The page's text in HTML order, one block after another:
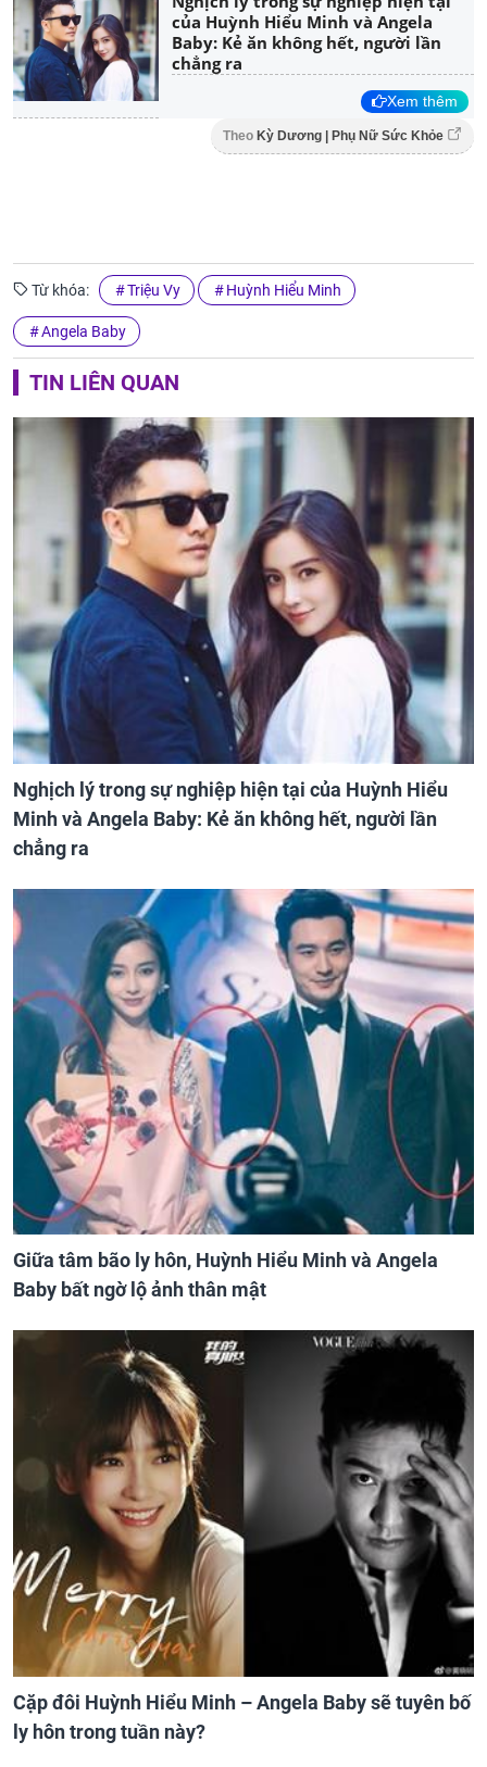
của Huỳnh Hiểu Minh và Angela
Baby: Kẻ ăn không hết, người lần
chẳng ra
Xem thêm
Theo Kỳ Dương | Phụ Nữ Sức Khỏe
Từ khóa: Triệu Vy Huỳnh Hiểu Minh
Angela Baby
TIN LIÊN QUAN
Nghịch lý trong sự nghiệp hiện tại của Huỳnh Hiểu
Minh và Angela Baby: Kẻ ăn không hết, người lần
chẳng ra
Giữa tâm bão ly hôn, Huỳnh Hiểu Minh và Angela
Baby bất ngờ lộ ảnh thân mật
Cặp đôi Huỳnh Hiểu Minh – Angela Baby sẽ tuyên bố
ly hôn trong tuần này?